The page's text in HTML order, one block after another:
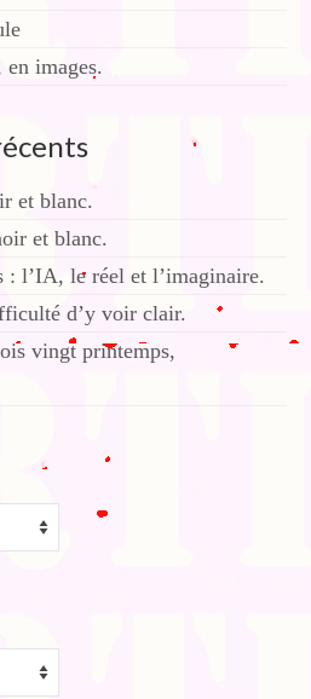
images.
et blanc.
et blanc.
: l’IA, le réel et l’imaginaire.
d’y voir clair.
vingt printemps,